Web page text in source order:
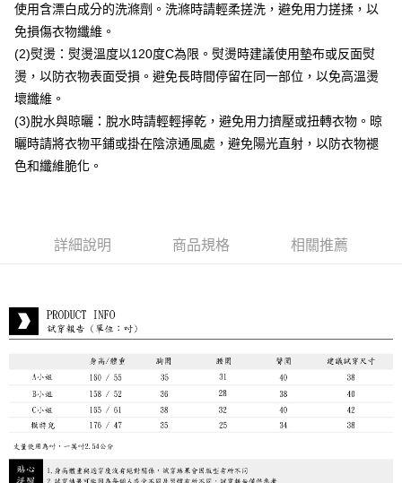
付款後7-11取貨
每筆NT$80，滿NT$888(含以上)免運費
宅配到府
每筆NT$80，滿NT$888(含以上)免運費
貨到付款
每筆NT$80，滿NT$888(含以上)免運費
使用含漂白成分的洗滌劑。洗滌時請輕柔搓洗，避免用力搓揉，以
免損傷衣物纖維。
(2)熨燙：熨燙溫度以120度C為限。熨燙時建議使用墊布或反面熨
燙，以防衣物表面受損。避免長時間停留在同一部位，以免高溫燙
壞纖維。
(3)脫水與晾曬：脫水時請輕輕擰乾，避免用力擠壓或扭轉衣物。晾
曬時請將衣物平鋪或掛在陰涼通風處，避免陽光直射，以防衣物褪
色和纖維脆化。
詳細說明 商品規格 相關推薦